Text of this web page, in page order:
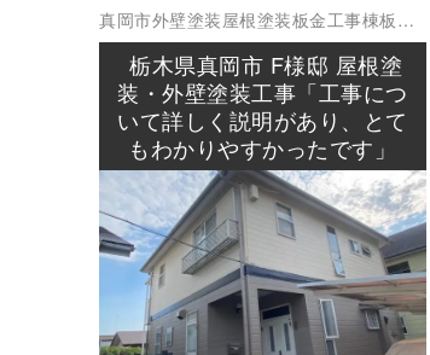
真岡市外壁塗装 屋根塗装板金工事棟板金
工事栃木県真岡市 F様邸 屋根塗
装・外壁塗装工事「工事につ
いて詳しく説明があり、とて
もわかりやすかったです」